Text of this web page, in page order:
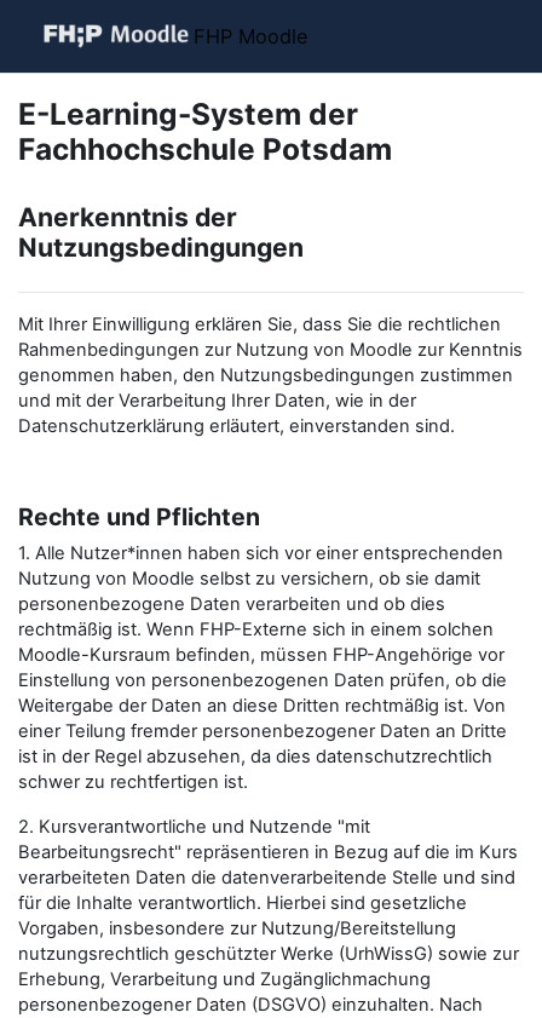
FHP Moodle
E-Learning-System der
Fachhochschule Potsdam
Anerkenntnis der
Nutzungsbedingungen
Mit Ihrer Einwilligung erklären Sie, dass Sie die rechtlichen
Rahmenbedingungen zur Nutzung von Moodle zur Kenntnis
genommen haben, den Nutzungsbedingungen zustimmen
und mit der Verarbeitung Ihrer Daten, wie in der
Datenschutzerklärung erläutert, einverstanden sind.
Rechte und Pflichten
1. Alle Nutzer*innen haben sich vor einer entsprechenden
Nutzung von Moodle selbst zu versichern, ob sie damit
personenbezogene Daten verarbeiten und ob dies
rechtmäßig ist. Wenn FHP-Externe sich in einem solchen
Moodle-Kursraum befinden, müssen FHP-Angehörige vor
Einstellung von personenbezogenen Daten prüfen, ob die
Weitergabe der Daten an diese Dritten rechtmäßig ist. Von
einer Teilung fremder personenbezogener Daten an Dritte
ist in der Regel abzusehen, da dies datenschutzrechtlich
schwer zu rechtfertigen ist.
2. Kursverantwortliche und Nutzende "mit
Bearbeitungsrecht" repräsentieren in Bezug auf die im Kurs
verarbeiteten Daten die datenverarbeitende Stelle und sind
für die Inhalte verantwortlich. Hierbei sind gesetzliche
Vorgaben, insbesondere zur Nutzung/Bereitstellung
nutzungsrechtlich geschützter Werke (UrhWissG) sowie zur
Erhebung, Verarbeitung und Zugänglichmachung
personenbezogener Daten (DSGVO) einzuhalten. Nach